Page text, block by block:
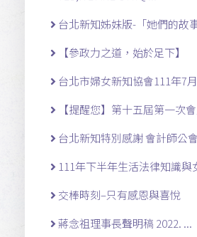
台北新知姊妹版-「她們的故
【參政力之道，始於足下】
台北市婦女新知協會111年7
【提醒您】第十五屆第一次
台北新知特別感謝 會計師公
111年下半年生活法律知識與
交棒時刻–只有感恩與喜悅
蔣念祖理事長聲明稿 2022. ...